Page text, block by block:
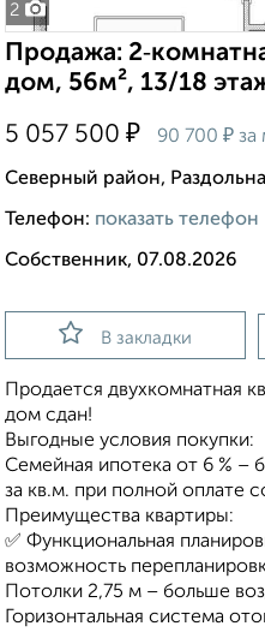
2
Продажа:
дом, 56м², 13/18
5 057 500 ₽ 90 700 ₽ за
Северный район,
Телефон: показать телефон
Собственник, 07.08.2026
В закладки
Продается двухкомнатная
дом сдан!
Выгодные условия покупки:
Семейная ипотека от 6 % –
за кв.м. при полной оплате
Преимущества квартиры:
✅ Функциональная
возможность
Потолки 2,75 м – больше
Горизонтальная система